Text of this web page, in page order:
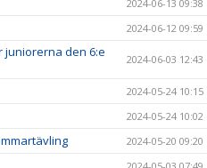
2024-06-13 09:38
2024-06-12 09:59
juniorerna den 6:e
2024-06-03 12:43
2024-05-24 10:15
2024-05-24 10:02
2024-05-20 09:20